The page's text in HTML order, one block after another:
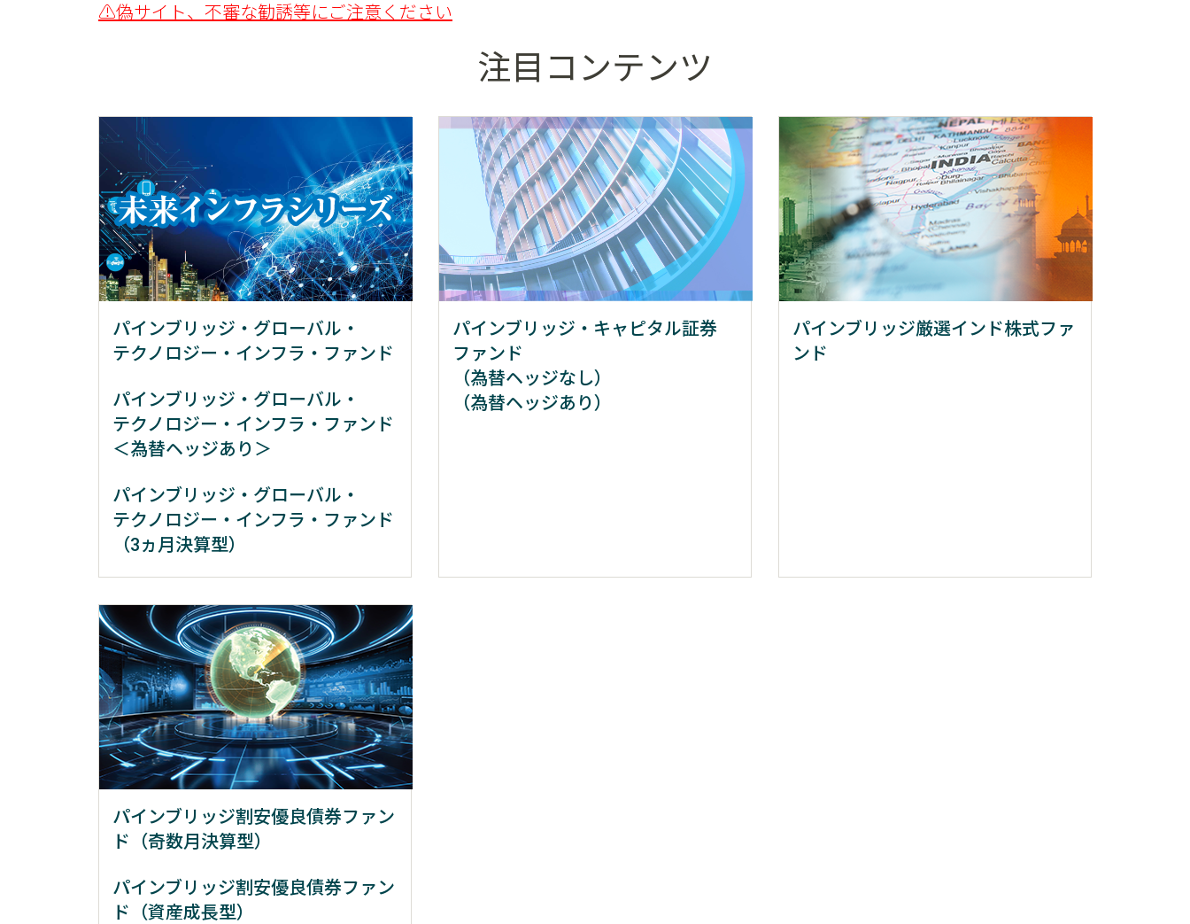
⚠偽サイト、不審な勧誘等にご注意ください
注目コンテンツ
パインブリッジ・グローバル・
テクノロジー・インフラ・ファンド
パインブリッジ・グローバル・
テクノロジー・インフラ・ファンド
＜為替ヘッジあり＞
パインブリッジ・グローバル・
テクノロジー・インフラ・ファンド
（3ヵ月決算型）
パインブリッジ・キャピタル証券
ファンド
（為替ヘッジなし）
（為替ヘッジあり）
パインブリッジ厳選インド株式ファ
ンド
パインブリッジ割安優良債券ファン
ド（奇数月決算型）
パインブリッジ割安優良債券ファン
ド（資産成長型）